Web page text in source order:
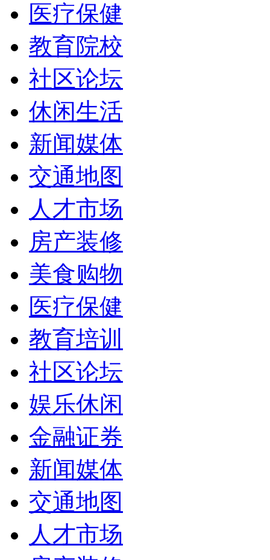
医疗保健
教育院校
社区论坛
休闲生活
新闻媒体
交通地图
人才市场
房产装修
美食购物
医疗保健
教育培训
社区论坛
娱乐休闲
金融证券
新闻媒体
交通地图
人才市场